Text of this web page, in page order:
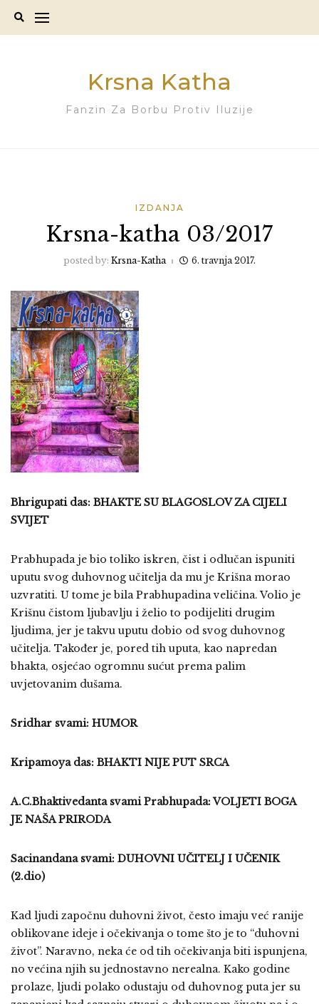
Krsna Katha
Fanzin Za Borbu Protiv Iluzije
IZDANJA
Krsna-katha 03/2017
posted by: Krsna-Katha 6. travnja 2017.
Bhrigupati das: BHAKTE SU BLAGOSLOV ZA CIJELI
SVIJET
Prabhupada je bio toliko iskren, čist i odlučan ispuniti
uputu svog duhovnog učitelja da mu je Krišna morao
uzvratiti. U tome je bila Prabhupadina veličina. Volio je
Krišnu čistom ljubavlju i želio to podijeliti drugim
ljudima, jer je takvu uputu dobio od svog duhovnog
učitelja. Također je, pored tih uputa, kao napredan
bhakta, osjećao ogromnu sućut prema palim
uvjetovanim dušama.
Sridhar svami: HUMOR
Kripamoya das: BHAKTI NIJE PUT SRCA
A.C.Bhaktivedanta svami Prabhupada: VOLJETI BOGA
JE NAŠA PRIRODA
Sacinandana svami: DUHOVNI UČITELJ I UČENIK
(2.dio)
Kad ljudi započnu duhovni život, često imaju već ranije
oblikovane ideje i očekivanja o tome što je to “duhovni
život”. Naravno, neka će od tih očekivanja biti ispunjena,
no većina njih su jednostavno nerealna. Kako godine
prolaze, ljudi polako odustaju od duhovnog puta jer su